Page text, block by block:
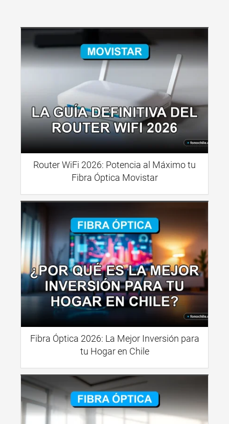
Router WiFi 2026: Potencia al Máximo tu
Fibra Óptica Movistar
Fibra Óptica 2026: La Mejor Inversión para
tu Hogar en Chile